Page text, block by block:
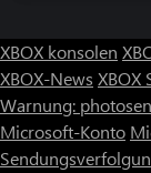
XBOX konsolen
XBOX-News XBOX
Warnung:
Microsoft-Konto